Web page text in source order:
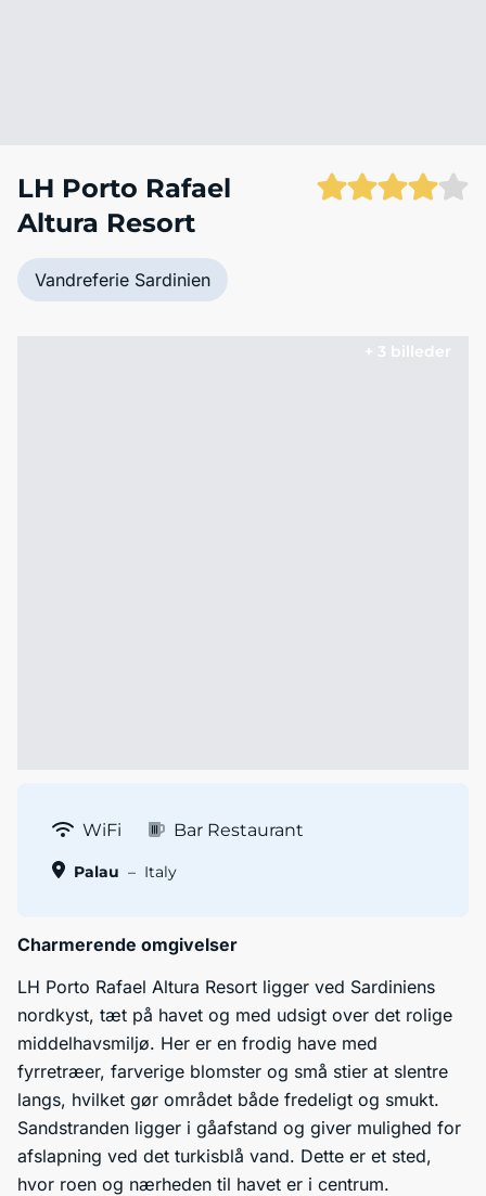
LH Porto Rafael
Altura Resort
Vandreferie Sardinien
+ 3 billeder
WiFi Bar Restaurant
Palau – Italy
Charmerende omgivelser
LH Porto Rafael Altura Resort ligger ved Sardiniens
nordkyst, tæt på havet og med udsigt over det rolige
middelhavsmiljø. Her er en frodig have med
fyrretræer, farverige blomster og små stier at slentre
langs, hvilket gør området både fredeligt og smukt.
Sandstranden ligger i gåafstand og giver mulighed for
afslapning ved det turkisblå vand. Dette er et sted,
hvor roen og nærheden til havet er i centrum.